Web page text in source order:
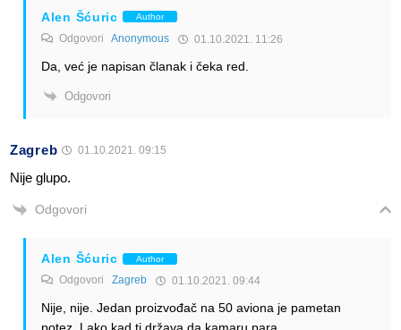
Alen Šćuric Author
Odgovori Anonymous 01.10.2021. 11:26
Da, već je napisan članak i čeka red.
Odgovori
Zagreb 01.10.2021. 09:15
Nije glupo.
Odgovori
Alen Šćuric Author
Odgovori Zagreb 01.10.2021. 09:44
Nije, nije. Jedan proizvođač na 50 aviona je pametan